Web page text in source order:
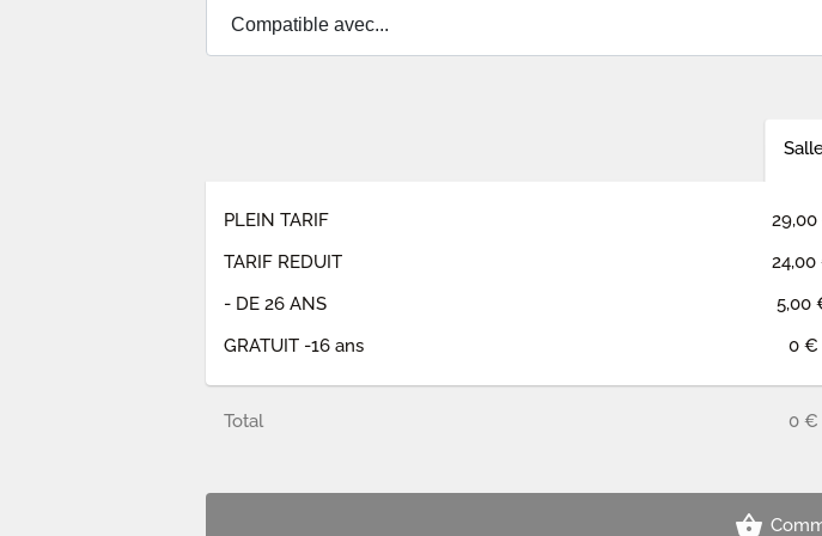
PLEIN TARIF
TARIF REDUIT 24,00
- DE 26 ANS 5,00
GRATUIT -16 ans 0 €
Total 0 €